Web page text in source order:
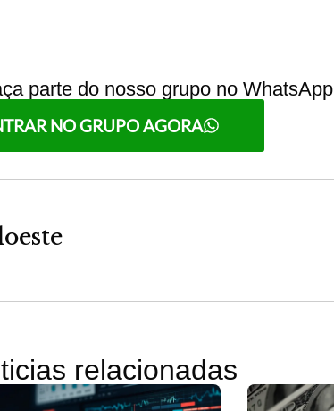
parte do nosso grupo no WhatsApp
NO GRUPO AGORA
relacionadas